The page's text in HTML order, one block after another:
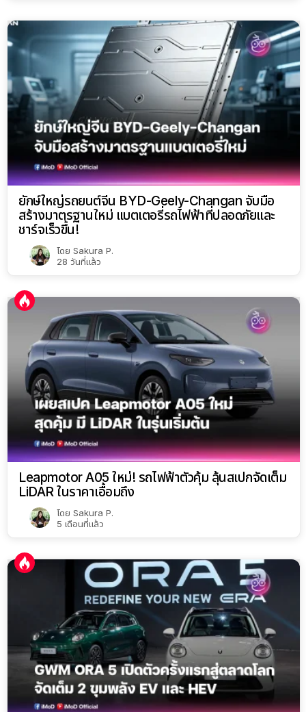
ยักษ์ใหญ่รถยนต์จีน BYD-Geely-Changan จับมือ
สร้างมาตรฐานใหม่ แบตเตอรี่รถไฟฟ้าที่ปลอดภัยและ
ชาร์จเร็วขึ้น!
โดย Sakura P.
28 วันที่แล้ว
Leapmotor A05 ใหม่! รถไฟฟ้าตัวคุ้ม ลุ้นสเปกจัดเต็ม
LiDAR ในราคาเอื้อมถึง
โดย Sakura P.
5 เดือนที่แล้ว